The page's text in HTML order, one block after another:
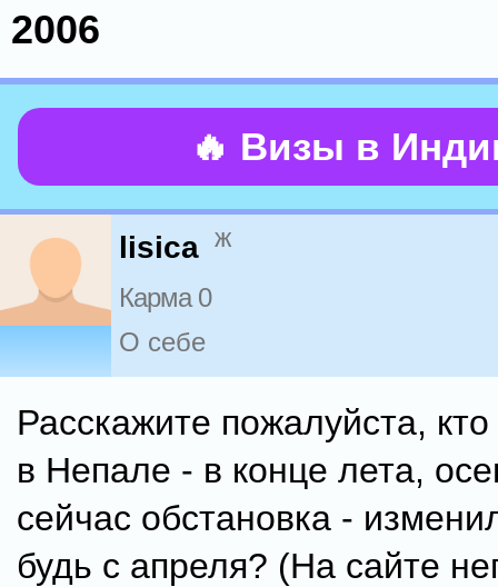
2006
🔥 Визы в
lisica ж
Карма 0
О себе
Расскажите пожалуйста,
в Непале - в конце лета,
сейчас обстановка -
будь с апреля? (На сайте